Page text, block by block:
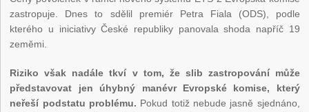
zastropuje. Dnes to sdělil premiér Petra Fiala (ODS), podle
kterého u iniciativy České republiky panovala shoda napříč 19
zeměmi.
Riziko však nadále tkví v tom, že slib zastropování může
představovat jen úhybný manévr Evropské komise, který
neřeší podstatu problému. Pokud totiž nebude jasně sjednáno,